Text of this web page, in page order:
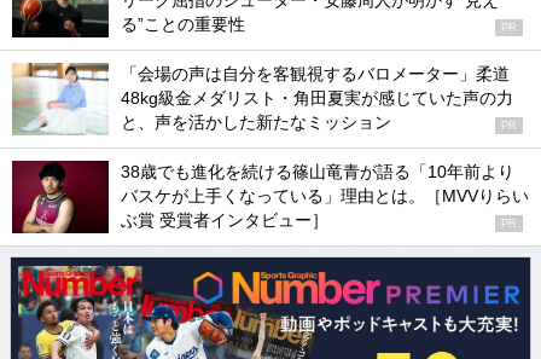
る”ことの重要性
PR
「会場の声は自分を客観視するバロメーター」柔道
48kg級金メダリスト・角田夏実が感じていた声の力
と、声を活かした新たなミッション
PR
38歳でも進化を続ける篠山竜青が語る「10年前より
バスケが上手くなっている」理由とは。［MVVりらい
ぶ賞 受賞者インタビュー］
PR